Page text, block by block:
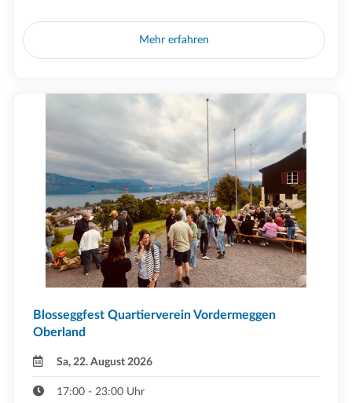
Mehr erfahren
Blosseggfest Quartierverein Vordermeggen
Oberland
Sa, 22. August 2026
17:00 - 23:00 Uhr